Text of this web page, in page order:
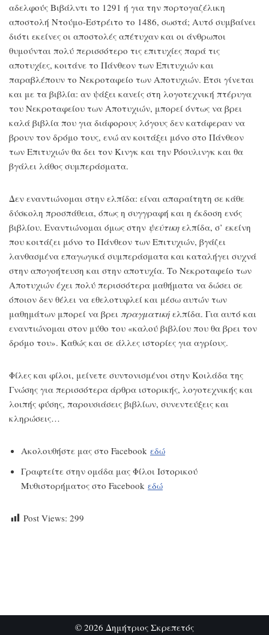
αδελφούς Βιβάλντι το 1291 ή για την πορτογαζέλικη
αποστολή Ντούμο-Εστρέιτο το 1486, σωστά; Αυτό συμβαίνει
διότι εκείνες οι αποστολές απέτυχαν και οι άνθρωποι
θυμούνται πολύ περισσότερο τις επιτυχίες παρά τις
αποτυχίες, κοιτάνε το Πάνθεον των Επιτυχιών και
παραβλέπουν το Νεκροταφείο των Αποτυχιών. Έτσι γίνεται
και με τα βιβλία: αν ψάξει κανείς στη λογοτεχνική πτέρυγα
του Νεκροταφείου των Αποτυχιών, μπορεί όντως να βρει
καλά βιβλία που για διάφορους λόγους δεν κατάφεραν να
βρουν τον δρόμο τους, ενώ αν κοιτάξει μόνο στο Πάνθεον
των Επιτυχιών θα δει τον Κινγκ και την Ρόουλινγκ και θα
βγάλει λάθος συμπεράσματα.
Δεν εναντιώνομαι στην ελπίδα: είναι απαραίτητη σε κάθε
δύσκολη προσπάθεια, όπως η συγγραφή και η έκδοση ενός
βιβλίου. Εναντιώνομαι όμως στην ψεύτικη ελπίδα, σ’ εκείνη
που κοιτάζει μόνο το Πάνθεον των Επιτυχιών, βγάζει
λανθασμένα επαγωγικά συμπεράσματα και καταλήγει συχνά
στην απογοήτευση και στην αποτυχία. Το Νεκροταφείο των
Αποτυχιών έχει πολύ περισσότερα μαθήματα να δώσει σε
όποιον δεν θέλει να εθελοτυφλεί και μέσω αυτών των
μαθημάτων μπορεί να βρει πραγματικήελπίδα. Για αυτό και
εναντιώνομαι στον μύθο του «καλού βιβλίου που θα βρει τον
δρόμο του». Καθώς και σε άλλες ιστορίες για αγρίους.
Φίλες και φίλοι, μείνετε συντονισμένοι στην Κοιλάδα της
Γνώσης για περισσότερα άρθρα ιστορικής, λογοτεχνικής και
λοιπής φύσης, παρουσιάσεις βιβλίων, συνεντεύξεις και
κληρώσεις…
Ακολουθήστε μας στο Facebook εδώ
Γραφτείτε στην ομάδα μας Φίλοι Ιστορικού
Μυθιστορήματος στο Facebook εδώ
Post Views: 299
© 2026 Δημήτριος Σκρεπετός